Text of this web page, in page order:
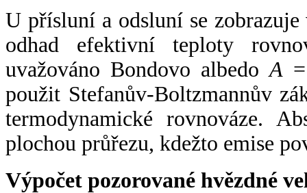
U přísluní a odsluní se
odhad efektivní teploty
uvažováno Bondovo albedoA
použit Stefanův-Boltzmannův
termodynamické rovnováze.
plochou průřezu, kdežto emise
Výpočet pozorované hvězdné